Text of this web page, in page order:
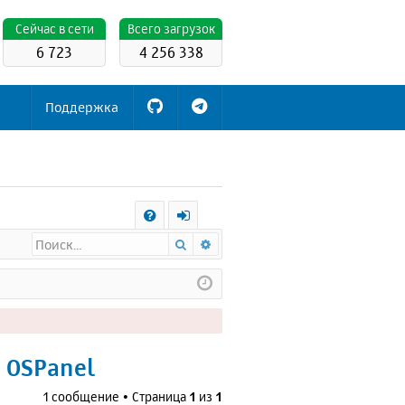
Всего загрузок
4 256 338
Cейчас в сети
6 723
Поддержка
Q
х
о
д
Поиск
1 сообщение • Страница 1 из 1